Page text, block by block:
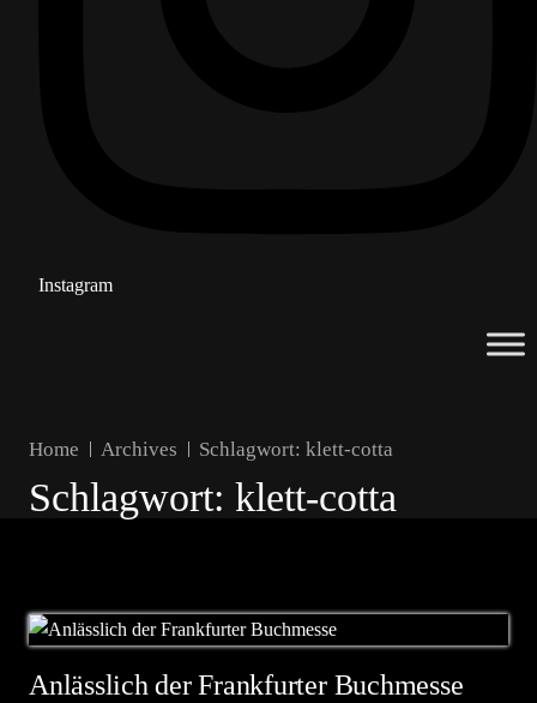
Instagram
Home Archives Schlagwort: klett-cotta
Schlagwort: klett-cotta
Anlässlich der Frankfurter Buchmesse